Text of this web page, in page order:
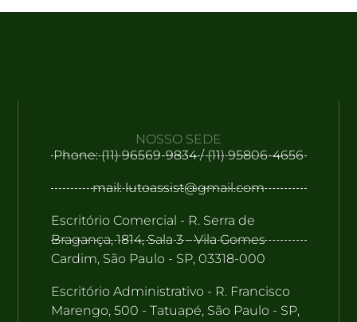
NOSSO SEDE
Phone: (11) 96569-9834 / (11) 95806-4656
mail: lutoassist@gmail.com
Escritório Comercial - R. Serra de
Bragança, 1814, Sala 3 - Vila Gomes
Cardim, São Paulo - SP, 03318-000
Escritório Administrativo - R. Francisco
Marengo, 500 - Tatuapé, São Paulo - SP,